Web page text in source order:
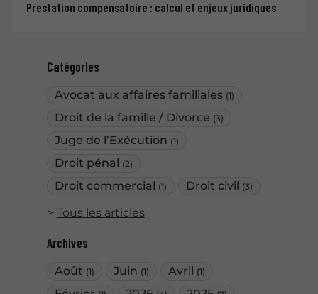
Catégories
Avocat aux affaires familiales (1)
Droit de la famille / Divorce (3)
Juge de l’Exécution (1)
Droit pénal (2)
Droit commercial (1) Droit civil (3)
Tous les articles
Archives
Août (1) Juin (1) Avril (1)
Prestation compensatoire : calcul et enjeux juridiques